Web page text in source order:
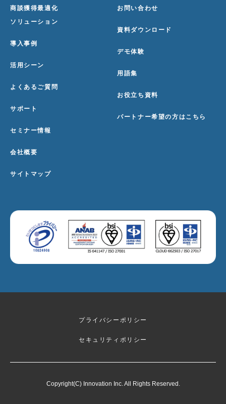
商談獲得最適化
ソリューション
導入事例
活用シーン
よくあるご質問
サポート
セミナー情報
会社概要
サイトマップ
お問い合わせ
資料ダウンロード
デモ体験
用語集
お役立ち資料
パートナー希望の方はこちら
プライバシーポリシー
セキュリティポリシー
Copyright(C) Innovation Inc. All Rights Reserved.